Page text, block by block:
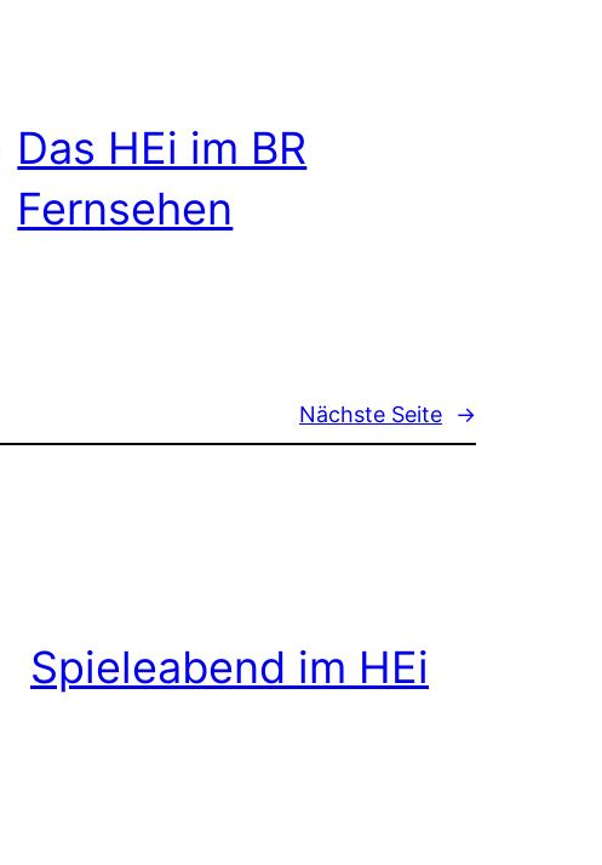
Das HEi im BR
Fernsehen
Nächste Seite →
Spieleabend im HEi